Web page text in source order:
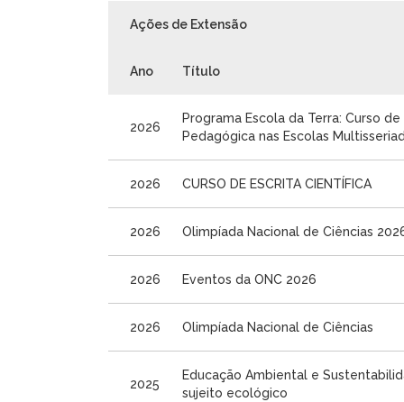
Ações de Extensão
Ano Título
2026
Programa Escola da Terra: Curso
Pedagógica nas Escolas
2026 CURSO DE ESCRITA CIENTÍFICA
2026 Olimpíada Nacional de Ciências
2026 Eventos da ONC 2026
2026 Olimpíada Nacional de Ciências
2025
Educação Ambiental e
sujeito ecológico